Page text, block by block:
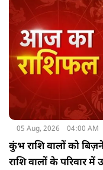
05 Aug, 2026 04:00 AM
कुंभ राशि वालों को
राशि वालों के परिवार